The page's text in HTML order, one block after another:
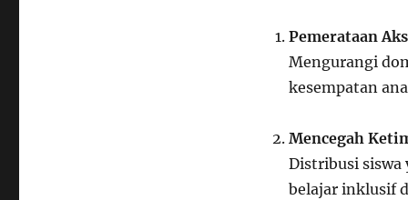
Pemerataan
Mengurangi
kesempatan
Mencegah
Distribusi
belajar inklusif